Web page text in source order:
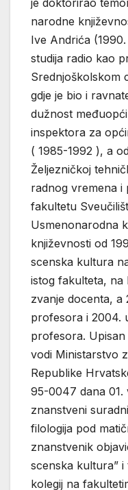
narodne
Ive Andrića
studija radio kao
Srednjoškolskom
gdje je bio i
dužnost
inspektora za
( 1985-1992 ), a
Željezničkoj
radnog vremena i
fakultetu
Usmenonarodna
književnosti od
scenska kultura
istog fakulteta, na
zvanje docenta, a
profesora i 2004.
profesora.
vodi Ministarstvo
Republike
95-0047 dana 01.
znanstveni
filologija pod
znanstvenik
scenska kultura”
kolegij na